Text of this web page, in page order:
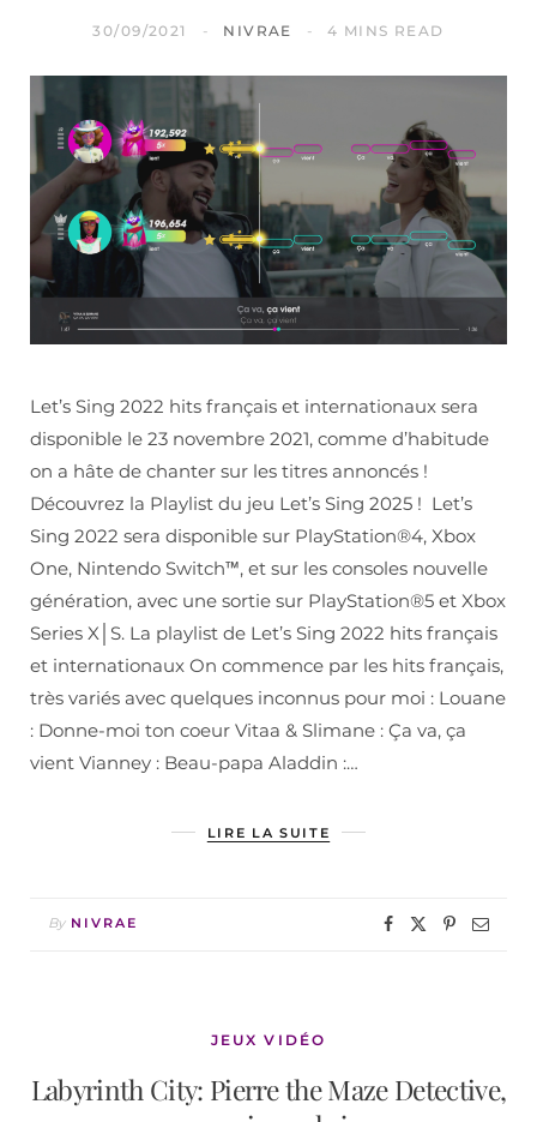
30/09/2021 NIVRAE 4 MINS READ
Let’s Sing 2022 hits français et internationaux sera
disponible le 23 novembre 2021, comme d’habitude
on a hâte de chanter sur les titres annoncés !
Découvrez la Playlist du jeu Let’s Sing 2025 ! Let’s
Sing 2022 sera disponible sur PlayStation®4, Xbox
One, Nintendo Switch™, et sur les consoles nouvelle
génération, avec une sortie sur PlayStation®5 et Xbox
Series X│S. La playlist de Let’s Sing 2022 hits français
et internationaux On commence par les hits français,
très variés avec quelques inconnus pour moi : Louane
: Donne-moi ton coeur Vitaa & Slimane : Ça va, ça
vient Vianney : Beau-papa Aladdin :…
LIRE LA SUITE
By NIVRAE
JEUX VIDÉO
Labyrinth City: Pierre the Maze Detective,